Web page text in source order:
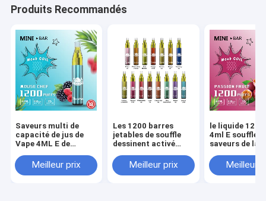
Produits Recommandés
Saveurs multi de
capacité de jus de
Vape 4ML E de
de nicotine de 5%
Meilleur prix
Les 1200 barres
jetables de souffle
dessinent activé
650mah puissante
Meilleur prix
le liquide 1200
4ml E souffle
saveurs de la
avec de la
de 5%
Meilleur